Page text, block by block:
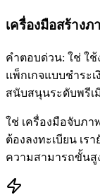
เครื่องมือสร้าง
คำตอบด่วน: ใช่ ใ
แพ็กเกจแบบชำระ
สนับสนุนระดับพรีเ
ใช่ เครื่องมือจับภา
ต้องลงทะเบียน เ
ความสามารถขั้นสู